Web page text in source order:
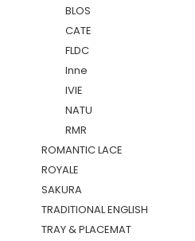
BLOS
CATE
FLDC
Inne
IVIE
NATU
RMR
ROMANTIC LACE
ROYALE
SAKURA
TRADITIONAL ENGLISH
TRAY & PLACEMAT